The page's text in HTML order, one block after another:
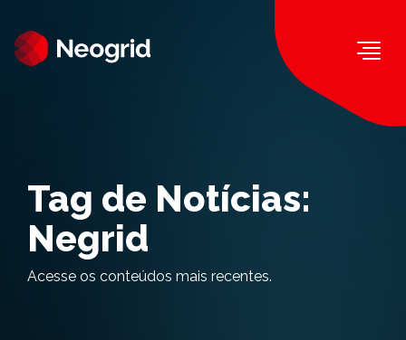
Tag de Notícias:
Negrid
Acesse os conteúdos mais recentes.